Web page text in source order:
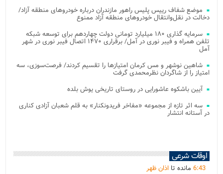
موضع شفاف رییس پلیس راهور مازندران درباره خودروهای منطقه آزاد/
دخالت در نقل‌وانتقال خودروهای منطقه آزاد ممنوع
سرمایه گذاری ۱۸۰ میلیارد تومانی دولت چهاردهم برای توسعه شبکه
تلفن همراه و فیبر نوری در آمل/ برقراری ۱۴۷۰ اتصال فیبر نوری در شهر
آمل
شاهین نوشهر و مس کرمان امتیازها را تقسیم کردند/ فرصت‌سوزی، سه
امتیاز را از شاگردان نظرمحمدی گرفت
آیین باشکوه عاشورایی در روستای تاریخی یوش بلده
سه اثر تازه از مجموعه «مفاخر فریدونکنار» به قلم شعبان آزادی کناری
در آستانه انتشار
اوقات شرعی
6:43 مانده تااذان ظهر